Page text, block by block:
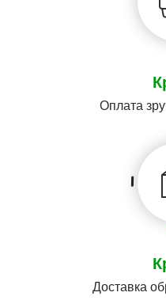
Оплата
Доставка